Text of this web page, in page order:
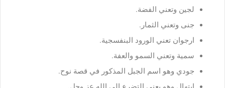
لجين وتعني الفضة.
جنى وتعني الثمار.
ارجوان تعني الورود البنفسجية.
سمية وتعني السمو والعفة.
جودي وهو اسم الجبل المذكور في قصة نوح.